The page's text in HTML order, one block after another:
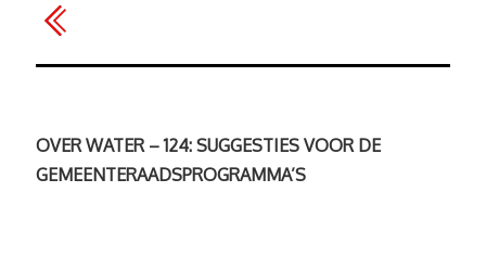
OVER WATER – 124: SUGGESTIES VOOR DE
GEMEENTERAADSPROGRAMMA’S